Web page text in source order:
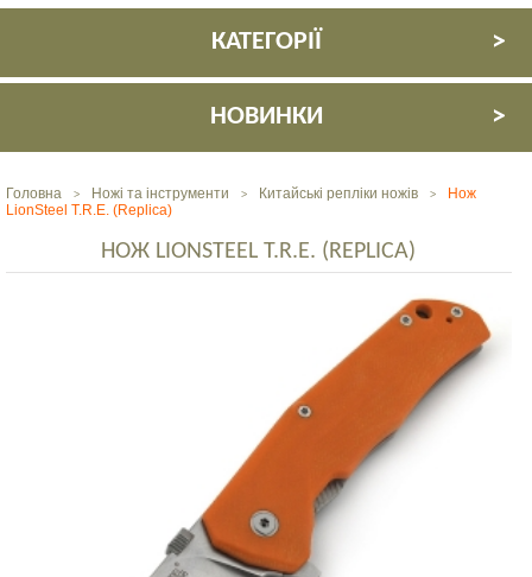
КАТЕГОРІЇ
НОВИНКИ
Головна > Ножі та інструменти > Китайські репліки ножів >
Нож
LionSteel T.R.E. (Replica)
НОЖ LIONSTEEL T.R.E. (REPLICA)